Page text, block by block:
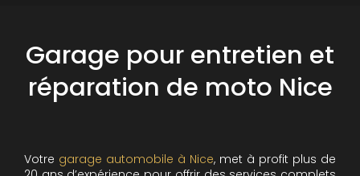
Garage pour entretien et
réparation de moto Nice
Votre garage automobile à Nice, met à profit plus de